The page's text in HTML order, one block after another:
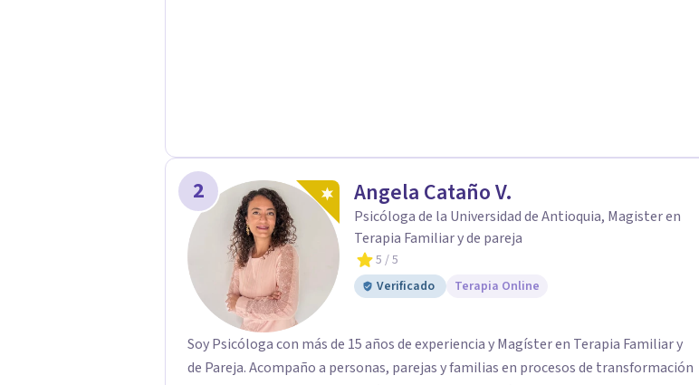
2 Angela Cataño V.
Psicóloga de la Universidad de Antioquia, Magister en
Terapia Familiar y de pareja
5 / 5
Verificado
Terapia Online
Soy Psicóloga con más de 15 años de experiencia y Magíster en Terapia Familiar y
de Pareja. Acompaño a personas, parejas y familias en procesos de transformación